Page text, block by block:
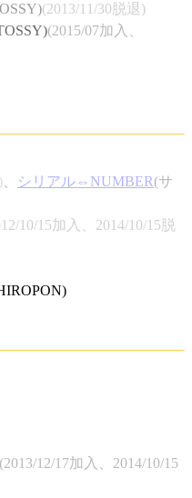
(2013/11/30脱退)
(2015/07加入、
シリアル⇔NUMBER(サ
10/15加入、2014/10/15脱
(2013/12/17加入、2014/10/15